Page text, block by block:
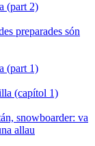
(part 2)
preparades són
(part 1)
(capítol 1)
snowboarder: va
allau